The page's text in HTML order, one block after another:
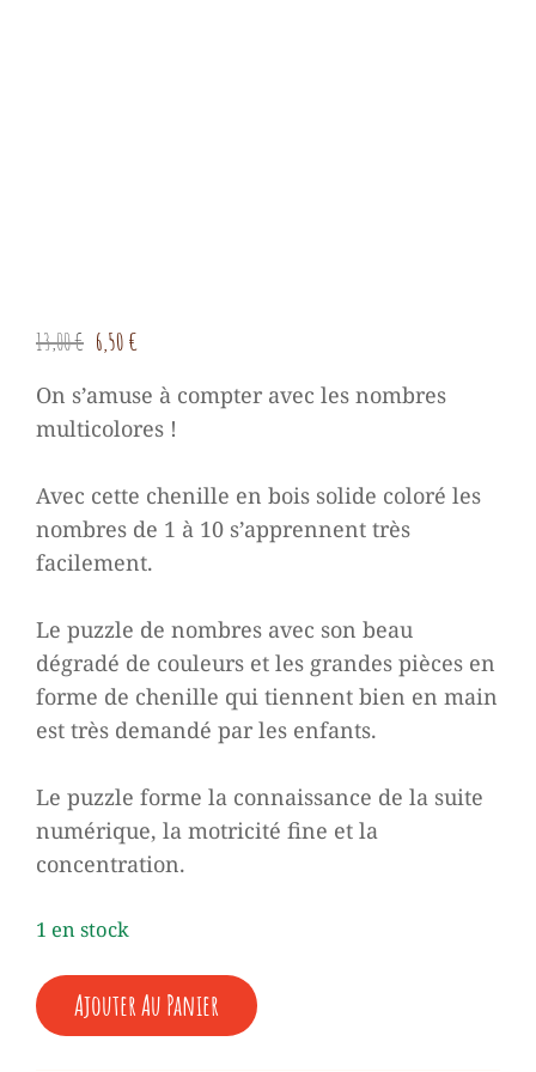
13,00€ Le
initial
était :
6,50 €
actuel
est :
On s’amuse à compter avec les nombres
multicolores !
Avec cette chenille en bois solide coloré les
nombres de 1 à 10 s’apprennent très
facilement.
Le puzzle de nombres avec son beau
dégradé de couleurs et les grandes pièces en
forme de chenille qui tiennent bien en main
est très demandé par les enfants.
Le puzzle forme la connaissance de la suite
numérique, la motricité fine et la
concentration.
1 en stock
QUANTITÉ
DE
♥
Ajouter Au Panier